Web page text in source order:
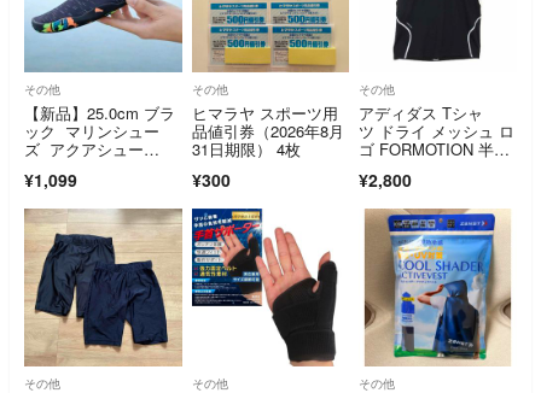
その他
【新品】25.0cm ブラ
ック マリンシュー
ズ アクアシュー
¥1,099
その他
ヒマラヤ スポーツ用
品値引券（2026年8月
31日期限） 4枚
¥300
その他
アディダス Tシャ
ツ ドライ メッシュ ロ
ゴ FORMOTION 半
¥2,800
その他 その他 その他